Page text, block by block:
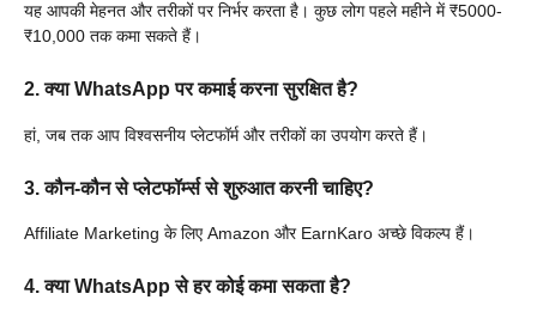
यह आपकी मेहनत और तरीकों पर निर्भर करता है। कुछ लोग पहले महीने में ₹5000-
₹10,000 तक कमा सकते हैं।
2. क्या WhatsApp पर कमाई करना सुरक्षित है?
हां, जब तक आप विश्वसनीय प्लेटफॉर्म और तरीकों का उपयोग करते हैं।
3. कौन-कौन से प्लेटफॉर्म्स से शुरुआत करनी चाहिए?
Affiliate Marketing के लिए Amazon और EarnKaro अच्छे विकल्प हैं।
4. क्या WhatsApp से हर कोई कमा सकता है?